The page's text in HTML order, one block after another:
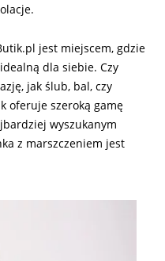
jest miejscem, gdzie
dla siebie. Czy
jak ślub, bal, czy
oferuje szeroką gamę
wyszukanym
z marszczeniem jest